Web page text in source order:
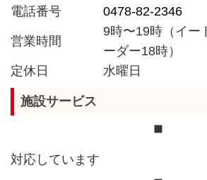
電話番号 0478-82-2346
営業時間
9時〜19時（イー
ーダー18時）
定休日
水曜日
施設サービス
対応しています